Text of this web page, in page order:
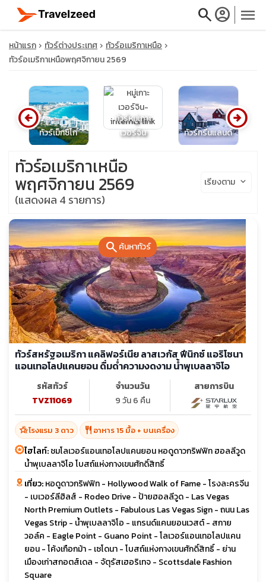
searchaccount_circle menu
close
travel_explore
calendar_month
หน้าแรก ทัวร์ต่างประเทศ
ทัวร์อเมริกาเหนือ
ทัวร์อเมริกาเหนือพฤศจิกายน 2569
ทัวร์เม็กซิโก
ทัวร์หมู่เกาะ
เวอร์จิน
ทัวร์กรีนแลนด์
arrow_circle_left arrow_circle_right
searchค้นหาทัวร์
ทัวร์อเมริกาเหนือ
พฤศจิกายน 2569
(แสดงผล 4 รายการ)
เรียงตาม keyboard_arrow_down
ทัวร์สหรัฐอเมริกา แคลิฟอร์เนีย ลาสเวกัส ฟีนิกซ์ แอริโซนา
แอนเทอโลปแคนยอน ดื่มด่ำความงดงาม น้ำพุเบลลาจิโอ
รหัสทัวร์
TVZ11069
จำนวนวัน
9 วัน 6 คืน
สายการบิน
hotel_classโรงแรม 3 ดาว restaurant อาหาร 15 มื้อ + บนเครื่อง
ไฮไลท์:ชมโลเวอร์แอนเทอโลปแคนยอน หอดูดาวกริฟฟิท ฮอลลีวูด
น้ำพุเบลลาจิโอ โบสถ์แห่งกางเขนศักดิ์สิทธิ์
เที่ยว:หอดูดาวกริฟฟิท - Hollywood Walk of Fame - โรงละครจีน
- เบเวอร์ลีฮิลส์ - Rodeo Drive - ป้ายฮอลลีวูด - Las Vegas
North Premium Outlets - Fabulous Las Vegas Sign - ถนน Las
Vegas Strip - น้ำพุเบลลาจิโอ - แกรนด์แคนยอนเวสต์ - สกาย
วอล์ค - Eagle Point - Guano Point - โลเวอร์แอนเทอโลปแคน
ยอน - โค้งเกือกม้า - เซโดนา - โบสถ์แห่งกางเขนศักดิ์สิทธิ์ - ย่าน
เมืองเก่าสกอตส์เดล - จัตุรัสเฮอริเทจ - Scottsdale Fashion
Square